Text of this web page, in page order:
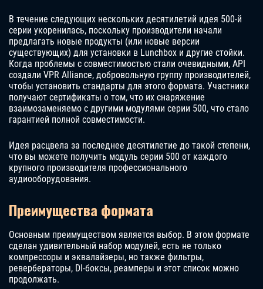
В течение следующих нескольких десятилетий идея 500-й
серии укоренилась, поскольку производители начали
предлагать новые продукты (или новые версии
существующих) для установки в Lunchbox и другие стойки.
Когда проблемы с совместимостью стали очевидными, API
создали VPR Alliance, добровольную группу производителей,
чтобы установить стандарты для этого формата. Участники
получают сертификаты о том, что их снаряжение
взаимозаменяемо с другими модулями серии 500, что стало
гарантией полной совместимости.
Идея расцвела за последнее десятилетие до такой степени,
что вы можете получить модуль серии 500 от каждого
крупного производителя профессионального
аудиооборудования.
Преимущества формата
Основным преимуществом является выбор. В этом формате
сделан удивительный набор модулей, есть не только
компрессоры и эквалайзеры, но также фильтры,
ревербераторы, DI-боксы, реамперы и этот список можно
продолжать.